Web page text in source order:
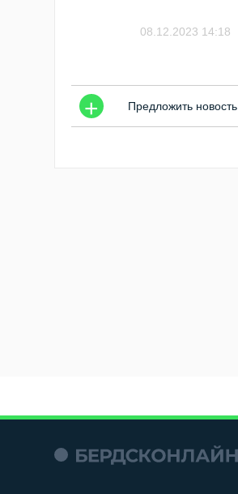
08.12.2023 14:18
+ Предложить новость